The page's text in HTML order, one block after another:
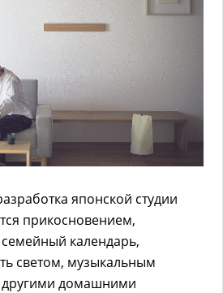
японской студии
прикосновением,
календарь,
светом, музыкальным
домашними